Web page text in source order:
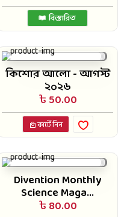
বিস্তারিত
কিশোর আলো - আগস্ট
২০২৬
৳ 50.00
কার্টে নিন
Divention Monthly
Science Maga...
৳ 80.00